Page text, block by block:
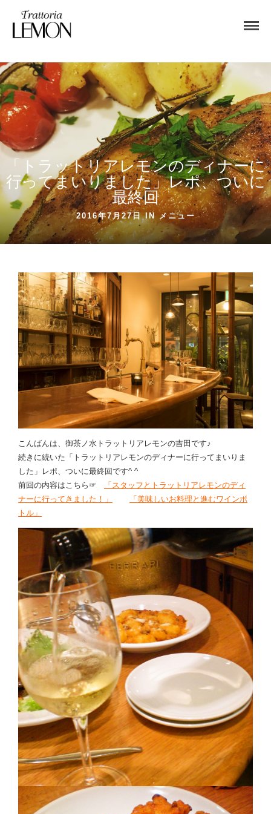
「トラットリアレモンのディナーに
行ってまいりました」レポ、ついに
最終回
2016年7月27日 IN メニュー
こんばんは、御茶ノ水トラットリアレモンの吉田です♪
続きに続いた「トラットリアレモンのディナーに行ってまいりま
した」レポ、ついに最終回です^ ^
前回の内容はこちら☞
「スタッフとトラットリアレモンのディ
ナーに行ってきました！」
「美味しいお料理と進むワインボ
トル」